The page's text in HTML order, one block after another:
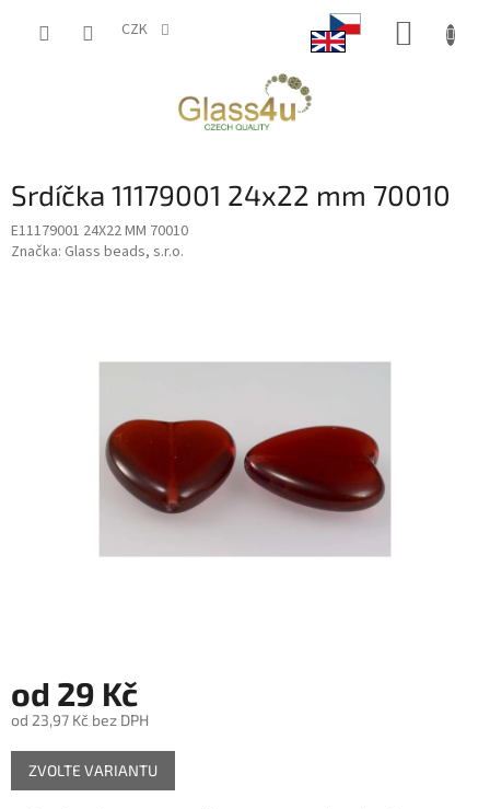
CZK
Srdíčka 11179001 24x22 mm 70010
E11179001 24X22 MM 70010
Značka: Glass beads, s.r.o.
od 29 Kč
od 23,97 Kč bez DPH
Měrná
cena:
ZVOLTE VARIANTU